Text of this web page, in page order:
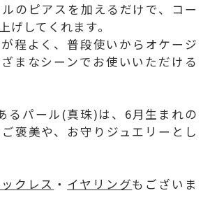
のピアスを加えるだけで、コー
げしてくれます。
程よく、普段使いからオケージ
まなシーンでお使いいただける
るパール(真珠)は、6月生まれの
褒美や、お守りジュエリーとし
クレス ・ イヤリングもございま